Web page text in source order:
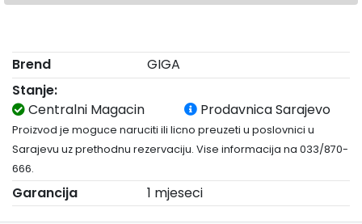
Brend
GIGA
Stanje:
Centralni Magacin
Prodavnica Sarajevo
Proizvod je moguce naruciti ili licno preuzeti u poslovnici u
Sarajevu uz prethodnu rezervaciju. Vise informacija na 033/870-
666.
Garancija 1 mjeseci